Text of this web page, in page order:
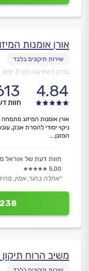
אורן אומנות
נבדק לאחרונה לפני 3 ימים
4.84
חוות
אורן אומנות המיזוג מתמחה
ניקוי יסודי להסרת אבק,
המזגן....
חוות דעת של אוראל
5.00
״אחלה בחור, אמין,
משיב הרוח תיקון